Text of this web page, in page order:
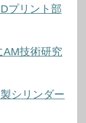
プリント部
AM技術研究
シリンダー